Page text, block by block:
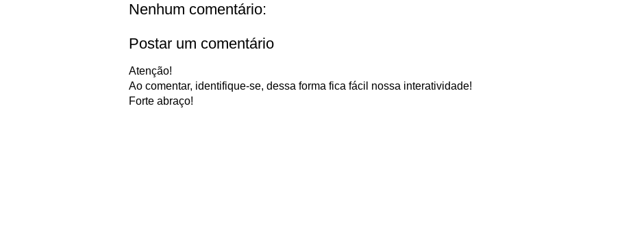
Nenhum comentário:
Postar um comentário
Atenção!
Ao comentar, identifique-se, dessa forma fica fácil nossa interatividade!
Forte abraço!